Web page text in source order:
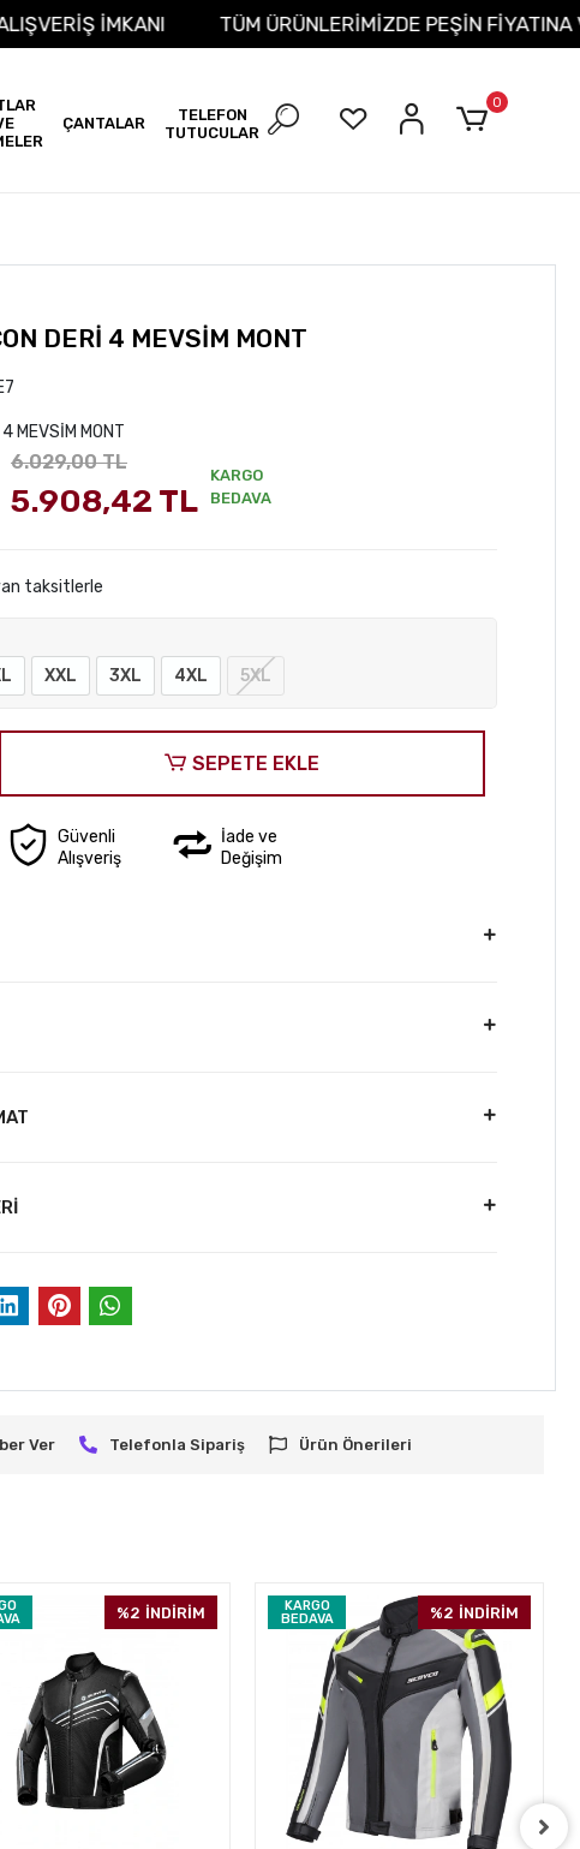
ALIŞVERİŞ İMKANI TÜM ÜRÜNLERİMİZDE PEŞİN
ÇANTALAR
TELEFON
TUTUCULAR
0
DERİ 4 MEVSİM MONT
MEVSİM MONT
6.029,00 TL
5.908,42 TL
KARGO
BEDAVA
taksitlerle
XXL 3XL 4XL 5XL
SEPETE EKLE
Güvenli
Alışveriş
İade ve
Değişim
Ver Telefonla Sipariş Ürün Önerileri
%2 İNDİRİM
KARGO
BEDAVA
%2 İNDİRİM